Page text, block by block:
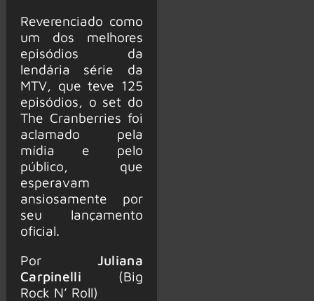
Reverenciado como
um dos melhores
episódios da
lendária série da
MTV, que teve 125
episódios, o set do
The Cranberries foi
aclamado pela
mídia e pelo
público, que
esperavam
ansiosamente por
seu lançamento
oficial.
Por Juliana
Carpinelli (Big
Rock N’ Roll)